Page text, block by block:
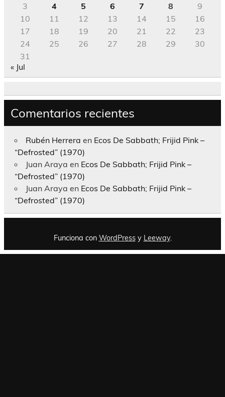
3
4 5 6 7 8
9
10
11 12 13 14 15
16
17
18 19 20 21 22
23
24
25 26 27 28 29
30
31
« Jul
Comentarios recientes
Rubén Herrera en Ecos De Sabbath; Frijid Pink –
“Defrosted” (1970)
Juan Araya en Ecos De Sabbath; Frijid Pink –
“Defrosted” (1970)
Juan Araya en Ecos De Sabbath; Frijid Pink –
“Defrosted” (1970)
Funciona con WordPressy Leeway.